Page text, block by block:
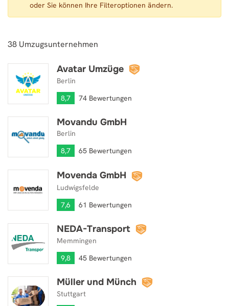
oder Sie können Ihre Filteroptionen ändern.
38 Umzugsunternehmen
Avatar Umzüge
Berlin
8,7
74 Bewertungen
Avatar Umzüge
Movandu GmbH
Berlin
8,7
65 Bewertungen
Movandu GmbH
Movenda GmbH
Ludwigsfelde
7,6
61 Bewertungen
Movenda GmbH
NEDA-Transport
Memmingen
9,8
45 Bewertungen
NEDA-Transport
Müller und Münch
Stuttgart
Müller und Münch